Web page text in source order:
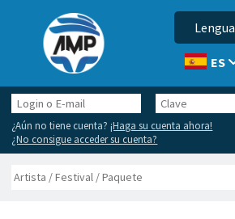
Lengua
ES
Login
o
E-
mail
Clave
¿Aún no tiene cuenta?¡Haga su cuenta ahora!
¿No consigue acceder su cuenta?
Buscar